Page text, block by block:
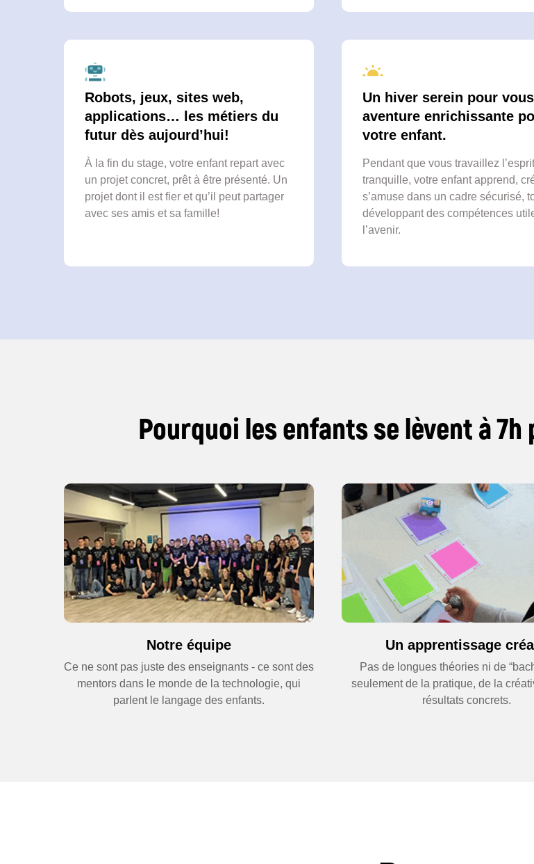
Robots, jeux, sites web,
applications… les métiers du
futur dès aujourd’hui!
À la fin du stage, votre enfant repart avec
un projet concret, prêt à être présenté. Un
projet dont il est fier et qu’il peut partager
avec ses amis et sa famille!
Un hiver serein pour
aventure enrichissante
votre enfant.
Pendant que vous travaillez l’esprit
tranquille, votre enfant apprend,
s’amuse dans un cadre sécurisé,
développant des compétences
l’avenir.
Pourquoi les enfants se lèvent à
Notre équipe
Ce ne sont pas juste des enseignants - ce sont des
mentors dans le monde de la technologie, qui
parlent le langage des enfants.
Un apprentissage
Pas de longues théories ni de
seulement de la pratique, de la
résultats concrets.
Full / half day
6-10 July
Explore coding concepts inside Minecraft